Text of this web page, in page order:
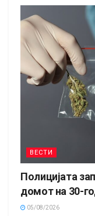
ВЕСТИ
Полицијата
домот на 30-
05/08/2026